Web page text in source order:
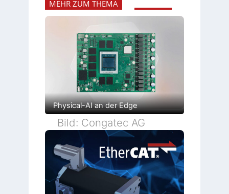
MEHR ZUM THEMA
Physical-AI an der Edge
Bild: Congatec AG